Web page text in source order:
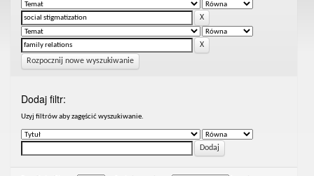
Rozpocznij nowe wyszukiwanie
Dodaj filtr:
Uzyj filtrów aby zagęścić wyszukiwanie.